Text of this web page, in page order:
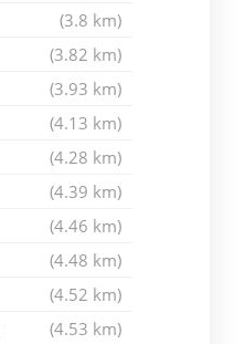
(3.8 km)
(3.82 km)
(3.93 km)
(4.13 km)
(4.28 km)
(4.39 km)
(4.46 km)
(4.48 km)
(4.52 km)
(4.53 km)